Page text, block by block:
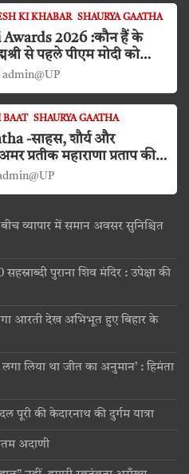
KI KHABAR SHAURYA GAATHA
Awards 2026 :कौन हैं के
से पहले पीएम मोदी को
admin@UP
SHAURYA GAATHA
-साहस, शौर्य और
प्रतीक महाराणा प्रताप की
व्यापार में समान अवसर सुनिश्चित
पुराना शिव मंदिर : उपेक्षा की
आरती देख अभिभूत हुए बिहार के
लिया था जीत का अनुमान’ : हिमंता
पूरी की केदारनाथ की दुर्गम यात्रा
अदाणी